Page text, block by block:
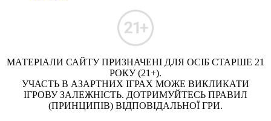
МАТЕРІАЛИ САЙТУ ПРИЗНАЧЕНІ ДЛЯ ОСІБ СТАРШЕ 21
РОКУ (21+).
УЧАСТЬ В АЗАРТНИХ ІГРАХ МОЖЕ ВИКЛИКАТИ
ІГРОВУ ЗАЛЕЖНІСТЬ. ДОТРИМУЙТЕСЬ ПРАВИЛ
(ПРИНЦИПІВ) ВІДПОВІДАЛЬНОЇ ГРИ.